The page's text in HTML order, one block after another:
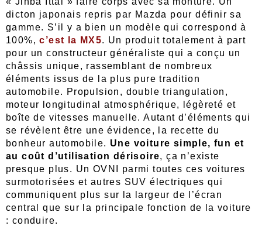
dicton japonais repris par Mazda pour définir sa
gamme. S’il y a bien un modèle qui correspond à
100%,c’est la MX5. Un produit totalement à part
pour un constructeur généraliste qui a conçu un
châssis unique, rassemblant de nombreux
éléments issus de la plus pure tradition
automobile. Propulsion, double triangulation,
moteur longitudinal atmosphérique, légèreté et
boîte de vitesses manuelle. Autant d’éléments qui
se révèlent être une évidence, la recette du
bonheur automobile. Une voiture simple, fun et
au coût d’utilisation dérisoire, ça n’existe
presque plus. Un OVNI parmi toutes ces voitures
surmotorisées et autres SUV électriques qui
communiquent plus sur la largeur de l’écran
central que sur la principale fonction de la voiture
: conduire.